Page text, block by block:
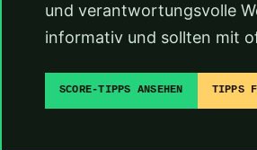
und verantwortungsvolle
informativ und sollten mit
SCORE-TIPPS ANSEHEN TIPPS